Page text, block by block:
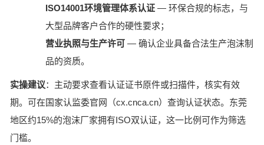
ISO14001环境管理体系认证 — 环保合规的标志，与
大型品牌客户合作的硬性要求；
营业执照与生产许可 — 确认企业具备合法生产泡沫制
品的资质。
实操建议：主动要求查看认证证书原件或扫描件，核实有效
期。可在国家认监委官网（cx.cnca.cn）查询认证状态。东莞
地区约15%的泡沫厂家拥有ISO双认证，这一比例可作为筛选
门槛。